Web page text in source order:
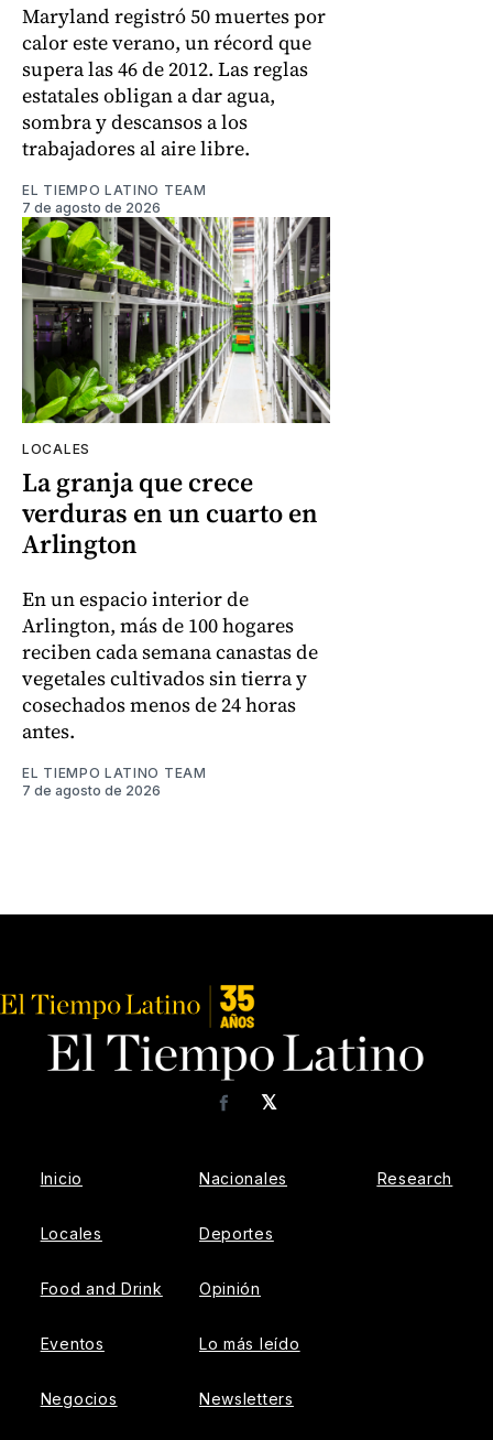
Maryland registró 50 muertes por
calor este verano, un récord que
supera las 46 de 2012. Las reglas
estatales obligan a dar agua,
sombra y descansos a los
trabajadores al aire libre.
EL TIEMPO LATINO TEAM
7 de agosto de 2026
LOCALES
La granja que crece
verduras en un cuarto en
Arlington
En un espacio interior de
Arlington, más de 100 hogares
reciben cada semana canastas de
vegetales cultivados sin tierra y
cosechados menos de 24 horas
antes.
EL TIEMPO LATINO TEAM
7 de agosto de 2026
𝕏
Facebook
Inicio
Locales
Food and Drink
Eventos
Negocios
Nacionales
Deportes
Opinión
Lo más leído
Newsletters
Research